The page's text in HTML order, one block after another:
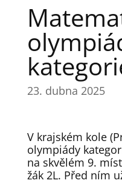
23. dubna 2025
V krajském kole
olympiády
na skvělém 9.
žák 2L. Před ním